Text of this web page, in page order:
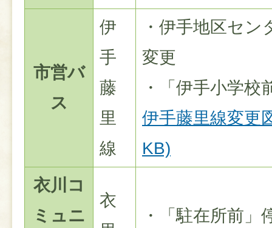
市営バ
ス
伊
手
藤
里
線
・伊手地区セ
変更
・「伊手小学校
伊手藤里線変更
KB)
衣川コ
ミュニ
衣
・「駐在所前」